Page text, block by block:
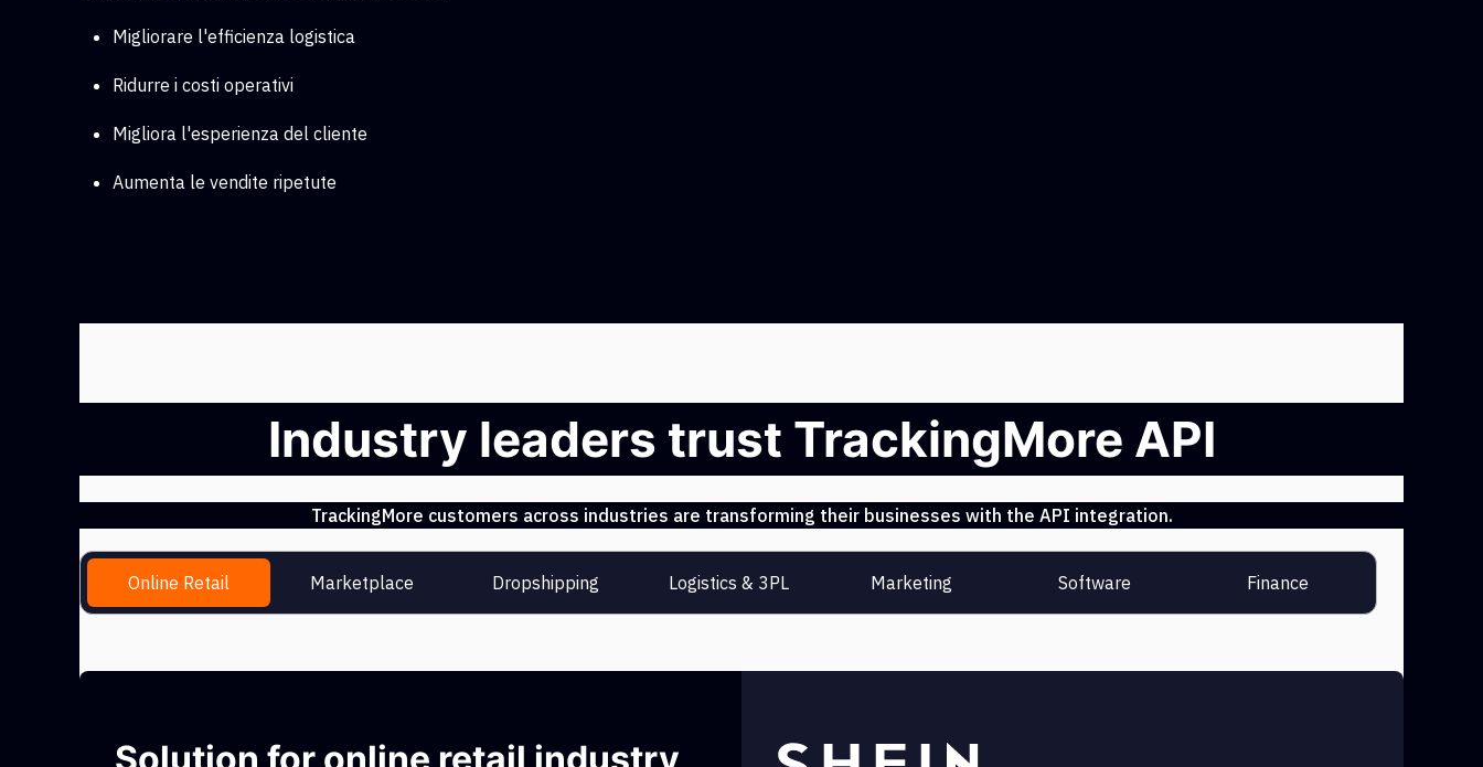
Migliorare l'efficienza logistica
Ridurre i costi operativi
Migliora l'esperienza del cliente
Aumenta le vendite ripetute
Industry leaders trust TrackingMore API
TrackingMore customers across industries are transforming their businesses with the API integration.
Online Retail Marketplace Dropshipping Logistics & 3PL Marketing Software Finance